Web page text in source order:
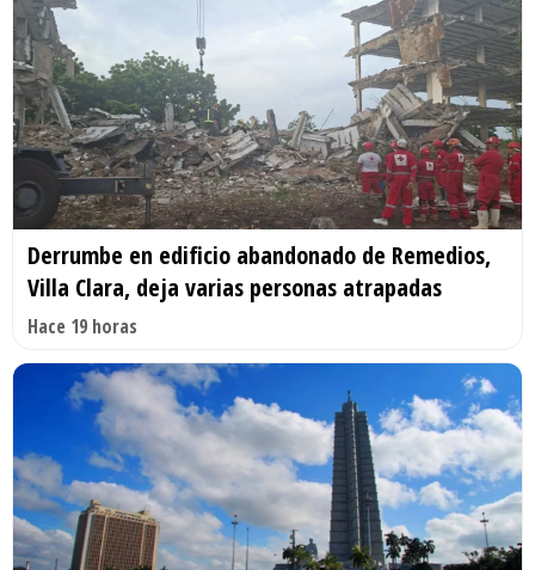
Derrumbe en edificio abandonado de Remedios,
Villa Clara, deja varias personas atrapadas
Hace 19 horas